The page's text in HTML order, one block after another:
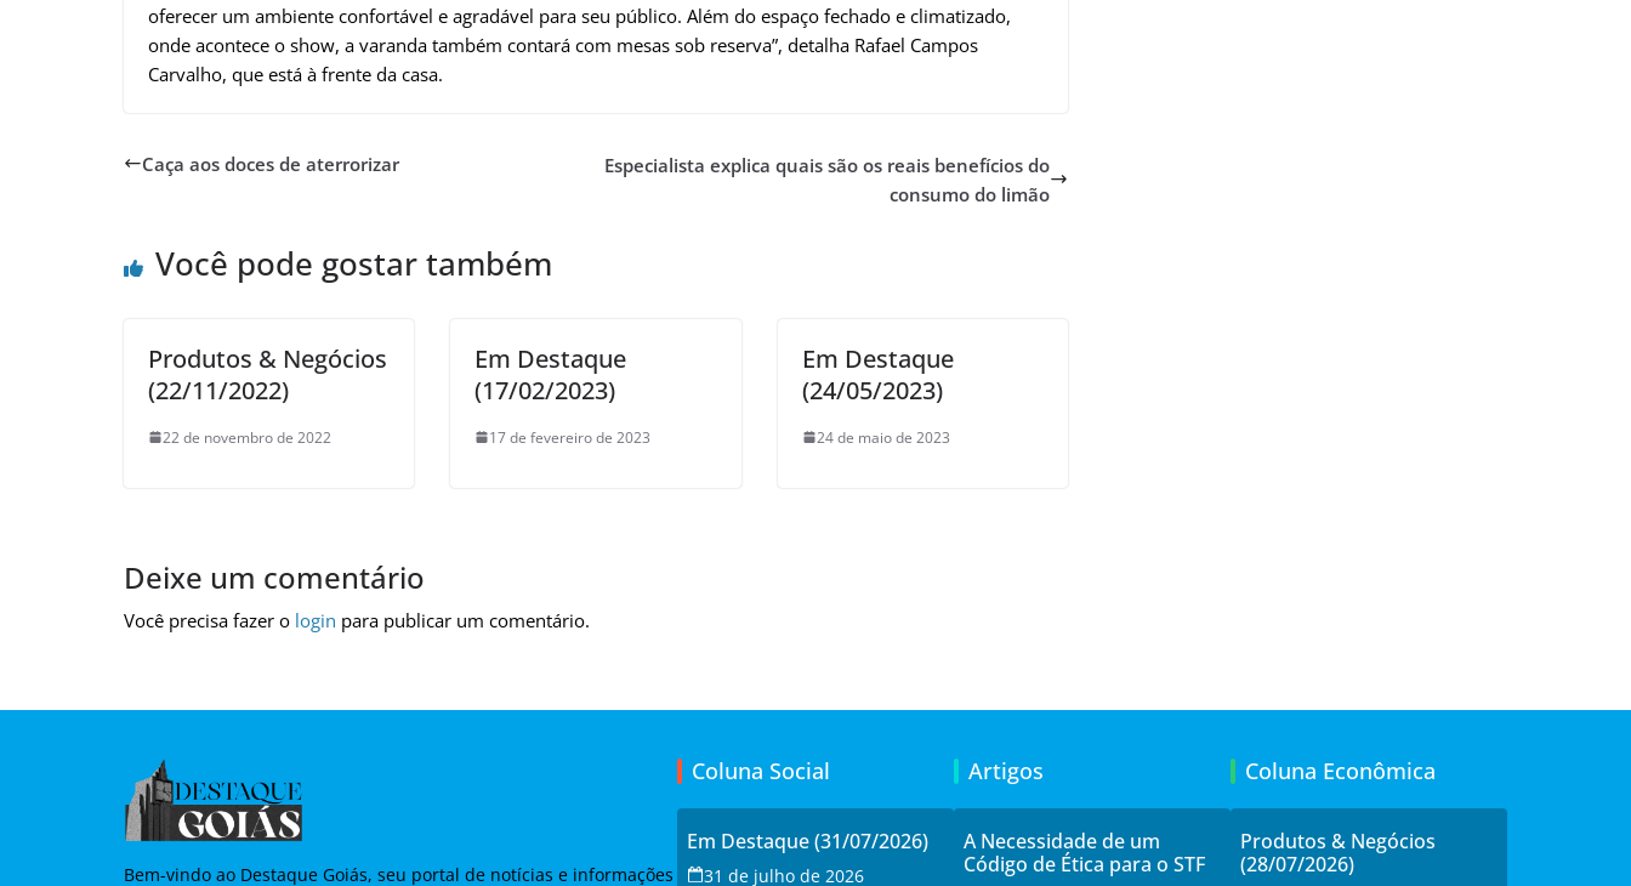
oferecer um ambiente confortável e agradável para seu público. Além do espaço fechado e climatizado,
onde acontece o show, a varanda também contará com mesas sob reserva”, detalha Rafael Campos
Carvalho, que está à frente da casa.
Caça aos doces de aterrorizar
Especialista explica quais são os reais benefícios do
consumo do limão
Você pode gostar também
Produtos & Negócios
(22/11/2022)
22 de novembro de 2022
Em Destaque
(17/02/2023)
17 de fevereiro de 2023
Em Destaque
(24/05/2023)
24 de maio de 2023
Deixe um comentário
Você precisa fazer o login para publicar um comentário.
Bem-vindo ao Destaque Goiás, seu portal de notícias e informações
Coluna Social
Em Destaque (31/07/2026)
31 de julho de 2026
Artigos
A Necessidade de um
Código de Ética para o STF
Coluna Econômica
Produtos & Negócios
(28/07/2026)